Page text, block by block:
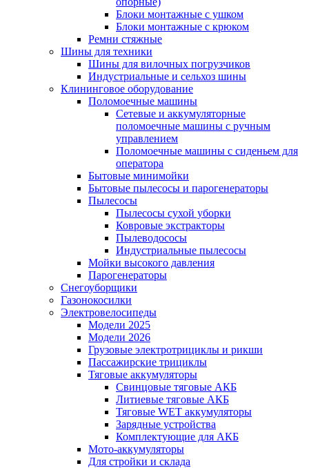
Блоки монтажные с ушком
Блоки монтажные с крюком
Ремни стяжные
Шины для техники
Шины для вилочных погрузчиков
Индустриальные и сельхоз шины
Клининговое оборудование
Поломоечные машины
Сетевые и аккумуляторные
поломоечные машины с ручным
управлением
Поломоечные машины с сиденьем для
оператора
Бытовые минимойки
Бытовые пылесосы и парогенераторы
Пылесосы
Пылесосы сухой уборки
Ковровые экстракторы
Пылеводососы
Индустриальные пылесосы
Мойки высокого давления
Парогенераторы
Снегоуборщики
Газонокосилки
Электровелосипеды
Модели 2025
Модели 2026
Грузовые электротрициклы и рикши
Пассажирские трициклы
Тяговые аккумуляторы
Свинцовые тяговые АКБ
Литиевые тяговые АКБ
Тяговые WET аккумуляторы
Зарядные устройства
Комплектующие для АКБ
Мото-аккумуляторы
Для стройки и склада